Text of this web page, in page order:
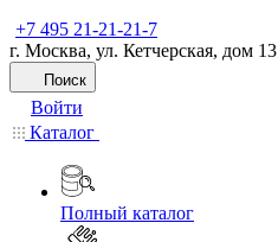
+7 495 21-21-21-7
г. Москва, ул. Кетчерская, дом 13
Поиск
Войти
Каталог
Полный каталог